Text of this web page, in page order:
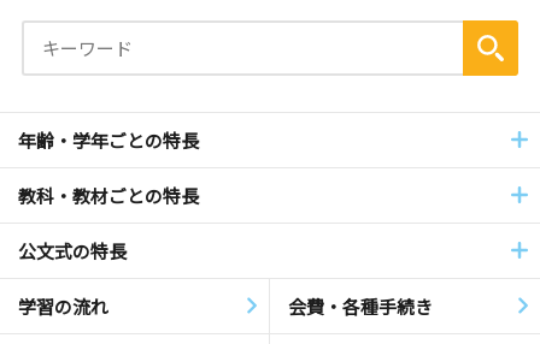
年齢・学年ごとの特長
教科・教材ごとの特長
公文式の特長
学習の流れ 会費・各種手続き